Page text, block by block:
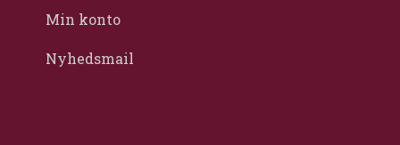
Min konto
Nyhedsmail